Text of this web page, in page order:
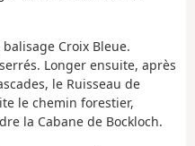
Croix Bleue.
Longer ensuite, après
le Ruisseau de
le chemin forestier,
la Cabane de Bockloch.